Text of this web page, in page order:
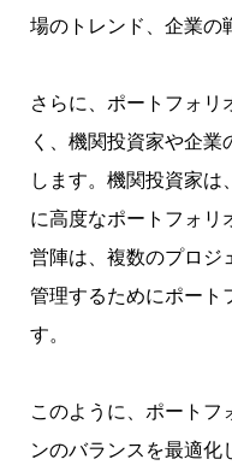
場のトレンド、企業の
さらに、ポートフォリ
く、機関投資家や企業
します。機関投資家は
に高度なポートフォリ
営陣は、複数のプロジ
管理するためにポート
す。
このように、ポートフ
ンのバランスを最適化